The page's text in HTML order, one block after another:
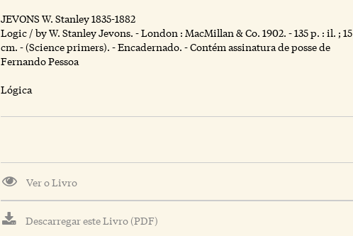
JEVONS W. Stanley 1835-1882
Logic / by W. Stanley Jevons. - London : MacMillan & Co. 1902. - 135 p. : il. ; 15
cm. - (Science primers). - Encadernado. - Contém assinatura de posse de
Fernando Pessoa
Lógica
Ver o Livro
Descarregar este Livro (PDF)